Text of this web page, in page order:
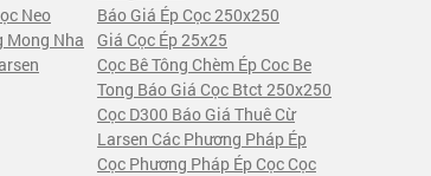
Neo
Báo Giá Ép Cọc 250x250
Mong Nha
Giá Cọc Ép 25x25
Cọc Bê Tông Chèm Ép Coc Be
Tong Báo Giá Cọc Btct 250x250
Cọc D300 Báo Giá Thuê Cừ
Larsen Các Phương Pháp Ép
Cọc Phương Pháp Ép Cọc Cọc